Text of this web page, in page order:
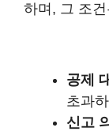
하며, 그 조
공제
초과
신고